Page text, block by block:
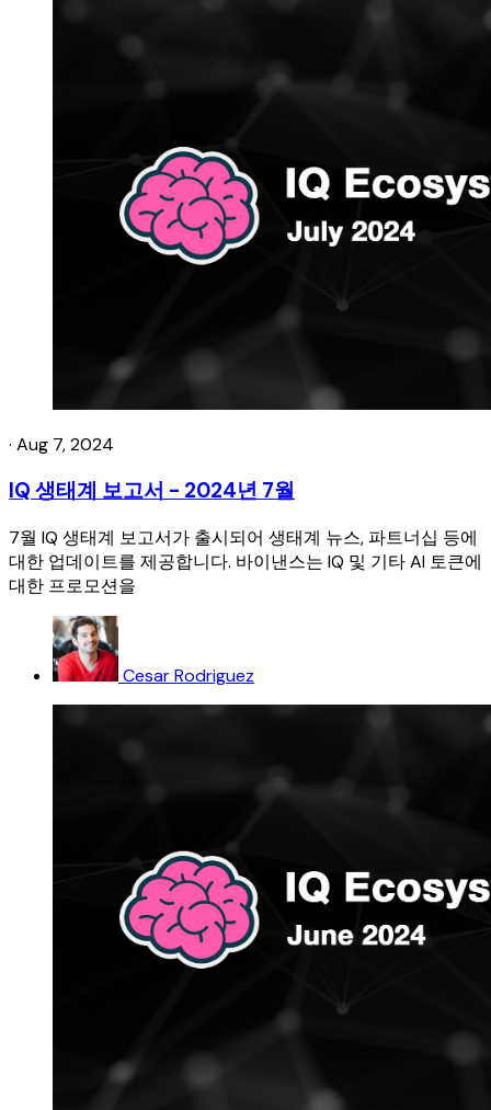
· Aug 7, 2024
IQ 생태계 보고서 - 2024년 7월
7월 IQ 생태계 보고서가 출시되어 생태계 뉴스, 파트너십 등에
대한 업데이트를 제공합니다. 바이낸스는 IQ 및 기타 AI 토큰에
대한 프로모션을
Cesar Rodriguez